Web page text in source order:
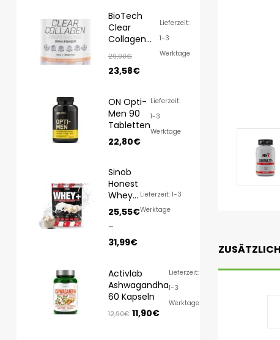
BioTech
Clear
Collagen
350g
29,90€
23,58€
Lieferzeit:
1-3
Werktage
ON Opti-
Men 90
Tabletten
22,80€
Lieferzeit:
1-3
Werktage
Sinob
Honest
Whey
1000g/
820g
25,55€
–
31,99€
Lieferzeit: 1-3
Werktage
Activlab
Ashwagandha
60 Kapseln
12,90€ 11,90€
Lieferzeit:
1-3
Werktage